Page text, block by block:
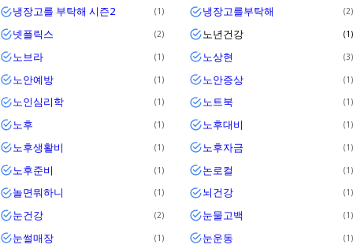
냉장고를 부탁해 시즌2 1 냉장고를부탁해 2
넷플릭스 2 노년건강 1
노브라 1 노상현 3
노안예방 1 노안증상 1
노인심리학 1 노트북 1
노후 1 노후대비 1
노후생활비 1 노후자금 1
노후준비 1 논로컬 1
놀면뭐하니 1 뇌건강 1
눈건강 2 눈물고백 1
눈썰매장 1 눈운동 1